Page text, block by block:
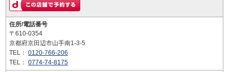
住所/電話番号
〒610-0354
京都府京田辺市山手南1-3-5
TEL： 0120-766-206
TEL： 0774-74-8175